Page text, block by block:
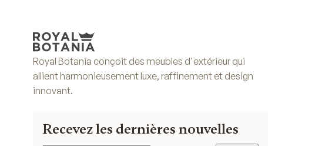
Royal Botania conçoit des meubles d'extérieur qui
allient harmonieusement luxe, raffinement et design
innovant.
Recevez les dernières nouvelles